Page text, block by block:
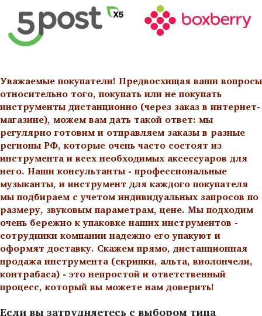
Уважаемые покупатели! Предвосхищая ваши вопросы
относительно того, покупать или не покупать
инструменты дистанционно (через заказ в интернет-
магазине), можем вам дать такой ответ: мы
регулярно готовим и отправляем заказы в разные
регионы РФ, которые очень часто состоят из
инструмента и всех необходимых аксессуаров для
него. Наши консультанты - профессиональные
музыканты, и инструмент для каждого покупателя
мы подбираем с учетом индивидуальных запросов по
размеру, звуковым параметрам, цене. Мы подходим
очень бережно к упаковке наших инструментов -
сотрудники компании надежно его упакуют и
оформят доставку. Скажем прямо, дистанционная
продажа инструмента (скрипки, альта, виолончели,
контрабаса) - это непростой и ответственный
процесс, который вы можете нам доверить!
Если вы затрудняетесь с выбором типа